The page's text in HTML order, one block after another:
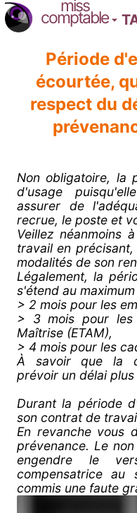
miss
comptable
Période
écourtée,
respect du
Non obligatoire, la
d'usage
assurer de
recrue, le poste et
Veillez néanmoins
travail en
modalités de son
Légalement, la
s'étend au
> 2 mois pour les
> 3 mois pour les
Maîtrise (ETAM),
> 4 mois pour les
À savoir que la
prévoir un délai
Durant la période
son contrat de
En revanche vous
prévenance. Le
engendre le
compensatrice
commis une faute